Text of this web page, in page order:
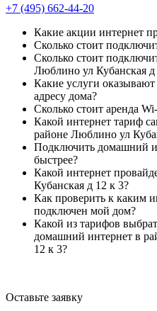
+7 (495) 662-44-20
Какие акции интернет
Сколько стоит
Сколько стоит
Люблино ул Кубанская д
Какие услуги
адресу дома?
Сколько стоит аренда
Какой интернет тариф
районе Люблино ул
Подключить домашний
быстрее?
Какой интернет
Кубанская д 12 к 3?
Как проверить к каким
подключен мой дом?
Какой из тарифов
домашний интернет в
12 к 3?
Оставьте заявку